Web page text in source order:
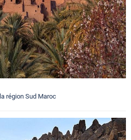
région Sud Maroc